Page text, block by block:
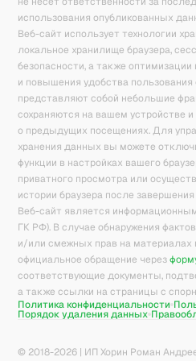
использования опубликованных
Веб-сайт использует технологии
локальное хранилище браузера,
безопасности, а также
и повышения удобства пользования
представляют собой небольшие
сохраняются на вашем устройстве
о предыдущих посещениях. Для
хранения данных вы можете
функции в настройках вашего
приватного просмотра или
истории браузера после
Веб-сайт является информационным
ГК РФ). В случае обнаружения
и/или смежных прав на материалах
официальное обращение через
соответствующие документы,
а также ссылки на страницы с
Политика конфиденциальности
Порядок удаления данных
© 2018-2026 | ИП Хорин Роман